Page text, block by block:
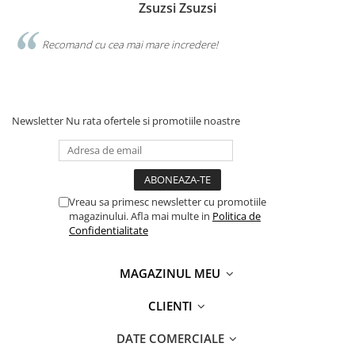
Zsuzsi Zsuzsi
Recomand cu cea mai mare incredere!
Newsletter Nu rata ofertele si promotiile noastre
Vreau sa primesc newsletter cu promotiile
magazinului. Afla mai multe in Politica de
Confidentialitate
MAGAZINUL MEU
CLIENTI
DATE COMERCIALE